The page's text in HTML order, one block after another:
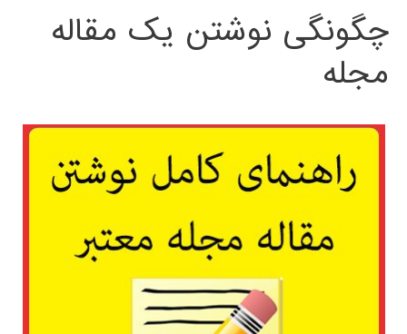
چگونگی نوشتن یک مقاله
مجله